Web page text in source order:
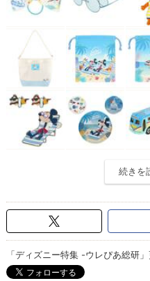
続きを
「ディズニー特集 -ウレぴあ総研